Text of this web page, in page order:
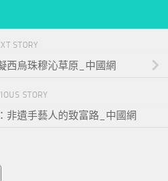
STORY
西烏珠穆沁草原_中國網
STORY
非遺手藝人的致富路_中國網